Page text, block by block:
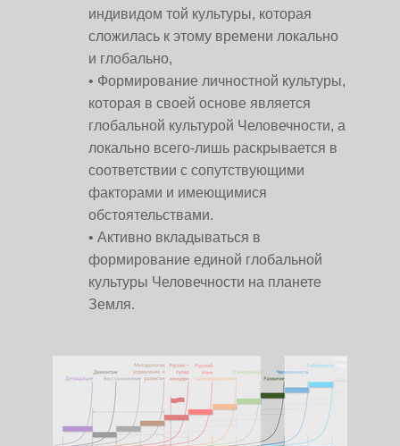
индивидом той культуры, которая
сложилась к этому времени локально
и глобально,
Формирование личностной культуры,
которая в своей основе является
глобальной культурой Человечности, а
локально всего-лишь раскрывается в
соответствии с сопутствующими
факторами и имеющимися
обстоятельствами.
Активно вкладываться в
формирование единой глобальной
культуры Человечности на планете
Земля.